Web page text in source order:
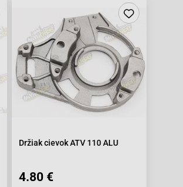
Držiak cievok ATV 110 ALU
4.80 €